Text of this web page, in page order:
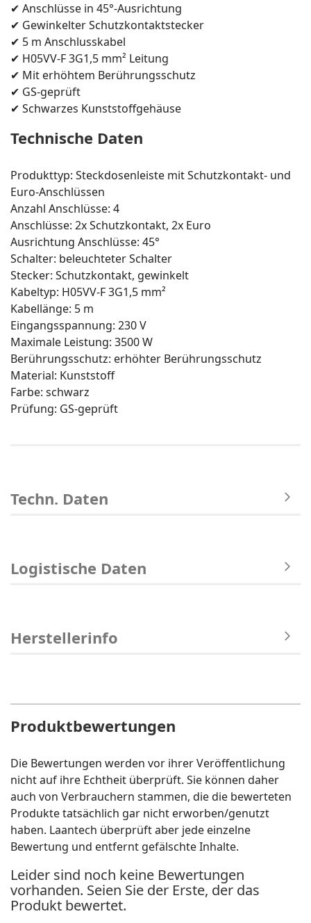
✔ Anschlüsse in 45°-Ausrichtung
✔ Gewinkelter Schutzkontaktstecker
✔ 5 m Anschlusskabel
✔ H05VV-F 3G1,5 mm² Leitung
✔ Mit erhöhtem Berührungsschutz
✔ GS-geprüft
✔ Schwarzes Kunststoffgehäuse
Technische Daten
Produkttyp: Steckdosenleiste mit Schutzkontakt- und
Euro-Anschlüssen
Anzahl Anschlüsse: 4
Anschlüsse: 2x Schutzkontakt, 2x Euro
Ausrichtung Anschlüsse: 45°
Schalter: beleuchteter Schalter
Stecker: Schutzkontakt, gewinkelt
Kabeltyp: H05VV-F 3G1,5 mm²
Kabellänge: 5 m
Eingangsspannung: 230 V
Maximale Leistung: 3500 W
Berührungsschutz: erhöhter Berührungsschutz
Material: Kunststoff
Farbe: schwarz
Prüfung: GS-geprüft
Techn. Daten
Logistische Daten
Herstellerinfo
Produktbewertungen
Die Bewertungen werden vor ihrer Veröffentlichung
nicht auf ihre Echtheit überprüft. Sie können daher
auch von Verbrauchern stammen, die die bewerteten
Produkte tatsächlich gar nicht erworben/genutzt
haben. Laantech überprüft aber jede einzelne
Bewertung und entfernt gefälschte Inhalte.
Leider sind noch keine Bewertungen
vorhanden. Seien Sie der Erste, der das
Produkt bewertet.